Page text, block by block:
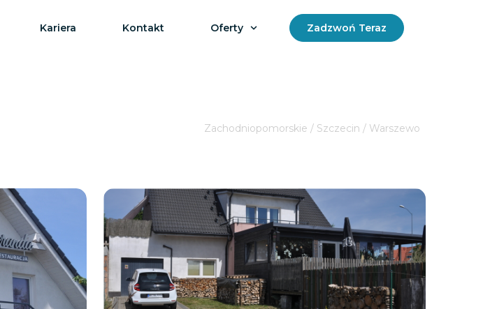
Kariera Kontakt Oferty Zadzwoń Teraz
Zachodniopomorskie / Szczecin / Warszewo